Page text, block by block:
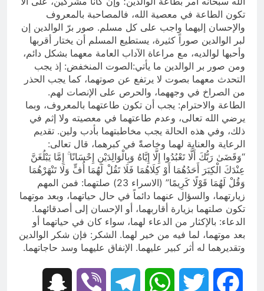
تكون الطاعة في معصية الله، فالمصاحبة بالمعروف
والإحسان إليهما واجب على كل مسلم. صور برّ الوالدين إن
لبر الوالدين صوراً كثيرة، يستطيع المسلم أن يختار أقربها
وأحبها لوالديه، مع مراعاة الآداب العامة معهما بشكل دائم،
ومن صور بر الوالدين ما يأتي:الصوت المنخفض: إذ يجب
التحدث معهما بصوت لا يرتفع عن صوتهما، كما يجب الحذر
من الصراخ في وجههما، والحرص على الإنصات لهم.
الطاعة والاحترام: يجب أن تكون طاعتهما بالمعروف، وبما
يرضي الله تعالى، وعدم طاعتهما في معصيته ولا إثم في
ذلك، وفي هذه الحالة يجب مخاطبتهما بأدب ولين. تقديم
الرعاية والعناية لهما وخاصةًَ في كبرهما، قال تعالى:
“وَقَضَىٰ رَبُّكَ أَلَّا تَعْبُدُوا إِلَّا إِيَّاهُ وَبِالْوَالِدَيْنِ إِحْسَانًا ۚ إِمَّا يَبْلُغَنَّ
عِنْدَكَ الْكِبَرَ أَحَدُهُمَا أَوْ كِلَاهُمَا فَلَا تَقُلْ لَهُمَا أُفٍّ وَلَا تَنْهَرْهُمَا
وَقُلْ لَهُمَا قَوْلًا كَرِيمًا” (الاسراء 23) صلتهما: فمن المهم
زيارتهما، والسؤال عنهما دائماً في حال حياتهما، وبعد موتهما
تكون صلتهما بزيارة أقاربهما، أو الإحسان إلى أصدقائهما.
الدعاء: بالإكثار من الدعاء لهما، سواء كان في حياتهما أو
بعد موتهما، لما فيه من خير لهما. الشكر: فإن شكر الوالدين
وتقديرهما له أثر كبير عليهما. الإنفاق عليهما وسد حاجاتهما.
Facebook
Twitter
WhatsApp
Telegram
Viber